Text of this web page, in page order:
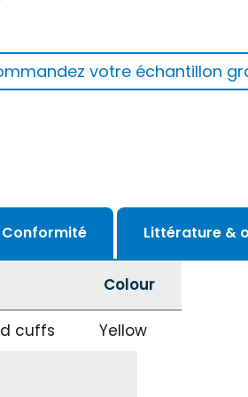
votre échantillon
Conformité Littérature &
Colour
cuffs Yellow